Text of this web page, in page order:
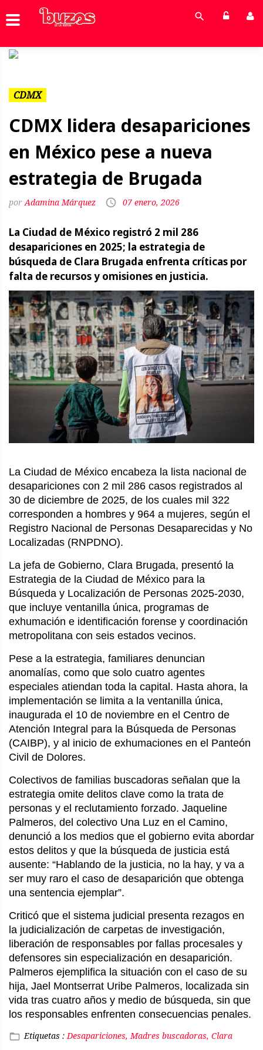
CDMX
CDMX lidera desapariciones
en México pese a nueva
estrategia de Brugada
Adamina Márquez 07 enero, 2026
La Ciudad de México registró 2 mil 286
desapariciones en 2025; la estrategia de
búsqueda de Clara Brugada enfrenta críticas por
falta de recursos y omisiones en justicia.
La Ciudad de México encabeza la lista nacional de
desapariciones con 2 mil 286 casos registrados al
30 de diciembre de 2025, de los cuales mil 322
corresponden a hombres y 964 a mujeres, según el
Registro Nacional de Personas Desaparecidas y No
Localizadas (RNPDNO).
La jefa de Gobierno, Clara Brugada, presentó la
Estrategia de la Ciudad de México para la
Búsqueda y Localización de Personas 2025-2030,
que incluye ventanilla única, programas de
exhumación e identificación forense y coordinación
metropolitana con seis estados vecinos.
Pese a la estrategia, familiares denuncian
anomalías, como que solo cuatro agentes
especiales atiendan toda la capital. Hasta ahora, la
implementación se limita a la ventanilla única,
inaugurada el 10 de noviembre en el Centro de
Atención Integral para la Búsqueda de Personas
(CAIBP), y al inicio de exhumaciones en el Panteón
Civil de Dolores.
Colectivos de familias buscadoras señalan que la
estrategia omite delitos clave como la trata de
personas y el reclutamiento forzado. Jaqueline
Palmeros, del colectivo Una Luz en el Camino,
denunció a los medios que el gobierno evita abordar
estos delitos y que la búsqueda de justicia está
ausente: “Hablando de la justicia, no la hay, y va a
ser muy raro el caso de desaparición que obtenga
una sentencia ejemplar”.
Criticó que el sistema judicial presenta rezagos en
la judicialización de carpetas de investigación,
liberación de responsables por fallas procesales y
defensores sin especialización en desaparición.
Palmeros ejemplifica la situación con el caso de su
hija, Jael Montserrat Uribe Palmeros, localizada sin
vida tras cuatro años y medio de búsqueda, sin que
los responsables enfrenten consecuencias penales.
Etiquetas :Desapariciones, Madres buscadoras, Clara